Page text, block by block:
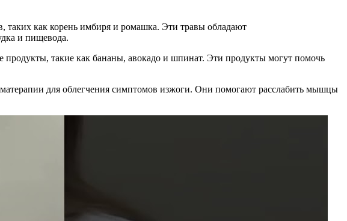
таких как корень имбиря и ромашка. Эти травы обладают
и пищевода.
такие как бананы, авокадо и шпинат. Эти продукты могут помочь
для облегчения симптомов изжоги. Они помогают расслабить мышцы